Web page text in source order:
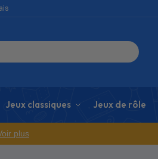
Jeux classiques Jeux de rôle
plus